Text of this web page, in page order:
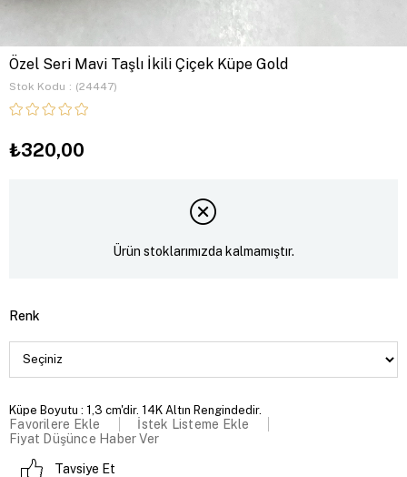
Özel Seri Mavi Taşlı İkili Çiçek Küpe Gold
Stok Kodu (24447)
₺320,00
Ürün stoklarımızda kalmamıştır.
Renk
Küpe Boyutu : 1,3 cm'dir. 14K Altın Rengindedir.
Favorilere Ekle
İstek Listeme Ekle
Fiyat Düşünce Haber Ver
Tavsiye Et